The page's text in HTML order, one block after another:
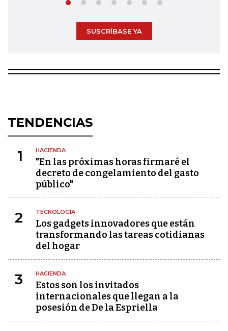
SUSCRÍBASE YA
TENDENCIAS
1 HACIENDA
"En las próximas horas firmaré el
decreto de congelamiento del gasto
público"
2 TECNOLOGÍA
Los gadgets innovadores que están
transformando las tareas cotidianas
del hogar
3 HACIENDA
Estos son los invitados
internacionales que llegan a la
posesión de De la Espriella